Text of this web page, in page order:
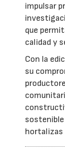
impulsar
que
calidad y
Con la
su
hortalizas